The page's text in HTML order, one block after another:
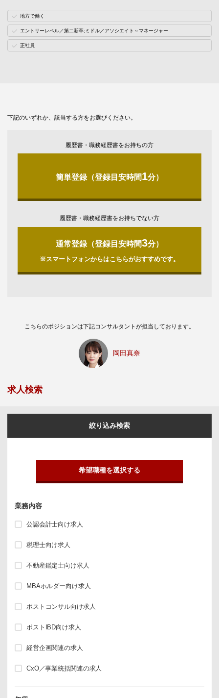
地方で働く
エントリーレベル／第二新卒;ミドル／アソシエイト～マネージャー
正社員
下記のいずれか、該当する方をお選びください。
履歴書・職務経歴書をお持ちの方
簡単登録（登録目安時間1分）
履歴書・職務経歴書をお持ちでない方
通常登録（登録目安時間3分）
※スマートフォンからはこちらがおすすめです。
こちらのポジションは下記コンサルタントが担当しております。
岡田真奈
求人検索
絞り込み検索
希望職種を選択する
業務内容
公認会計士向け求人
税理士向け求人
不動産鑑定士向け求人
MBAホルダー向け求人
ポストコンサル向け求人
ポストIBD向け求人
経営企画関連の求人
CxO／事業統括関連の求人